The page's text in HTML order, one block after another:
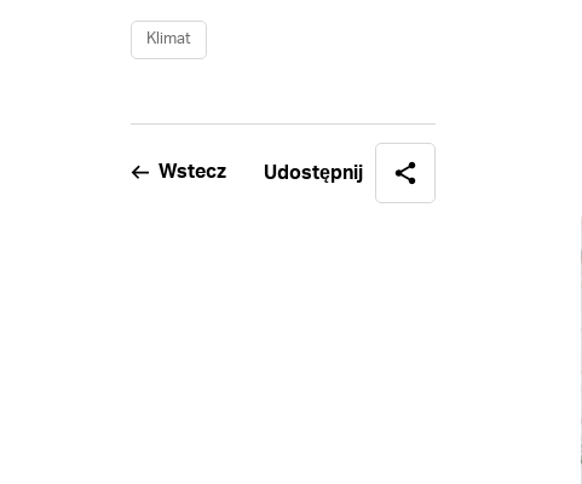
Klimat
Wstecz Udostępnij